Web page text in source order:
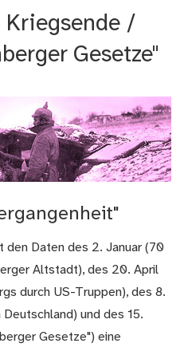
/
Gesetze"
den Daten des 2. Januar (70
Altstadt), des 20. April
durch US-Truppen), des 8.
und des 15.
Gesetze") eine